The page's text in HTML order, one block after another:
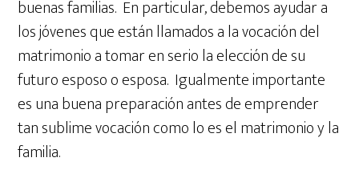
buenas familias. En particular, debemos ayudar a
los jóvenes que están llamados a la vocación del
matrimonio a tomar en serio la elección de su
futuro esposo o esposa. Igualmente importante
es una buena preparación antes de emprender
tan sublime vocación como lo es el matrimonio y la
familia.